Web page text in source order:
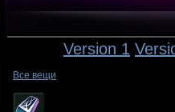
Version 1
Все вещи